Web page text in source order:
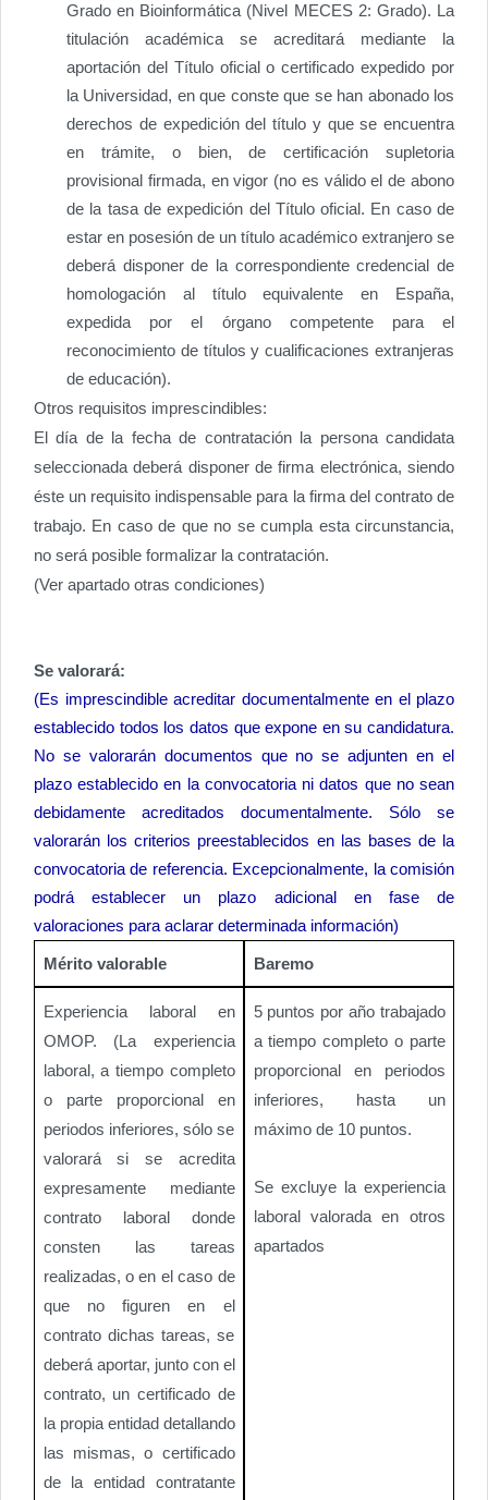
Grado en Bioinformática (Nivel MECES 2: Grado). La
titulación académica se acreditará mediante la
aportación del Título oficial o certificado expedido por
la Universidad, en que conste que se han abonado los
derechos de expedición del título y que se encuentra
en trámite, o bien, de certificación supletoria
provisional firmada, en vigor (no es válido el de abono
de la tasa de expedición del Título oficial. En caso de
estar en posesión de un título académico extranjero se
deberá disponer de la correspondiente credencial de
homologación al título equivalente en España,
expedida por el órgano competente para el
reconocimiento de títulos y cualificaciones extranjeras
de educación).
Otros requisitos imprescindibles:
El día de la fecha de contratación la persona candidata
seleccionada deberá disponer de firma electrónica, siendo
éste un requisito indispensable para la firma del contrato de
trabajo. En caso de que no se cumpla esta circunstancia,
no será posible formalizar la contratación.
(Ver apartado otras condiciones)
Se valorará:
(Es imprescindible acreditar documentalmente en el plazo
establecido todos los datos que expone en su candidatura.
No se valorarán documentos que no se adjunten en el
plazo establecido en la convocatoria ni datos que no sean
debidamente acreditados documentalmente. Sólo se
valorarán los criterios preestablecidos en las bases de la
convocatoria de referencia. Excepcionalmente, la comisión
podrá establecer un plazo adicional en fase de
valoraciones para aclarar determinada información)
Mérito valorable Baremo
Experiencia laboral en
OMOP. (La experiencia
laboral, a tiempo completo
o parte proporcional en
periodos inferiores, sólo se
valorará si se acredita
expresamente mediante
contrato laboral donde
consten las tareas
realizadas, o en el caso de
que no figuren en el
contrato dichas tareas, se
deberá aportar, junto con el
contrato, un certificado de
la propia entidad detallando
las mismas, o certificado
de la entidad contratante
5 puntos por año trabajado
a tiempo completo o parte
proporcional en periodos
inferiores, hasta un
máximo de 10 puntos.
Se excluye la experiencia
laboral valorada en otros
apartados